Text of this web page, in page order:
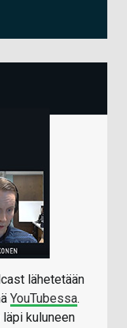
lähetetään
YouTubessa.
kuluneen